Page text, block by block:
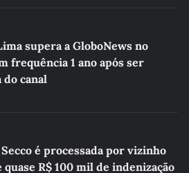
supera a GloboNews no
frequência 1 ano após ser
canal
é processada por vizinho
quase R$ 100 mil de indenização